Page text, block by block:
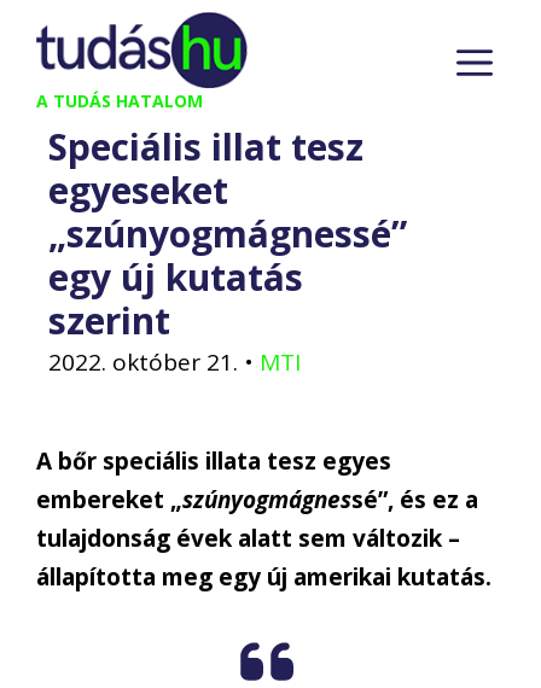
Kilépés
tartalomba
A TUDÁS HATALOM
Speciális illat tesz
egyeseket
„szúnyogmágnessé”
egy új kutatás
szerint
2022. október 21. • MTI
A bőr speciális illata tesz egyes
embereket „szúnyogmágnessé”, és ez a
tulajdonság évek alatt sem változik –
állapította meg egy új amerikai kutatás.